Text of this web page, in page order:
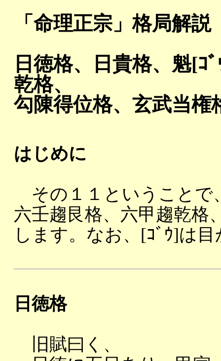
「命理正宗」格局解
日徳格、日貴格、魁[ｺ
乾格、
勾陳得位格、玄武当権
はじめに
その１１ということで
六壬趨艮格、六甲趨乾格
します。なお、[ｺﾞｳ]は
日徳格
旧賦曰く、